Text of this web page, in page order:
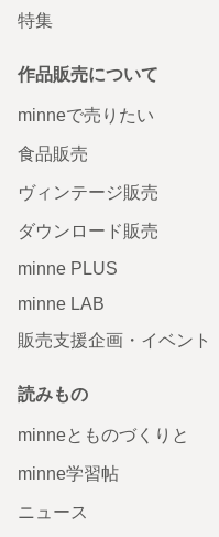
特集
作品販売について
minneで売りたい
食品販売
ヴィンテージ販売
ダウンロード販売
minne PLUS
minne LAB
販売支援企画・イベント
読みもの
minneとものづくりと
minne学習帖
ニュース